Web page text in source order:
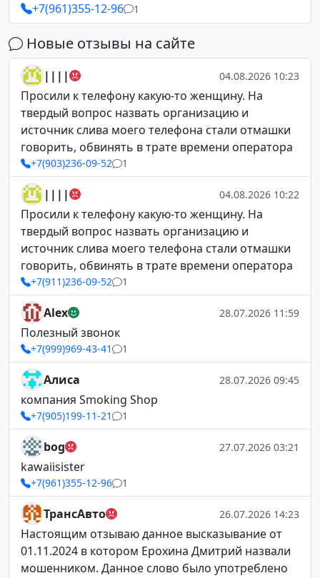
+7(961)355-12-96 1
Новые отзывы на сайте
|||| 04.08.2026 10:23
Просили к телефону какую-то женщину. На
твердый вопрос назвать организацию и
источник слива моего телефона стали отмашки
говорить, обвинять в трате времени оператора
+7(903)236-09-52 1
|||| 04.08.2026 10:22
Просили к телефону какую-то женщину. На
твердый вопрос назвать организацию и
источник слива моего телефона стали отмашки
говорить, обвинять в трате времени оператора
+7(911)236-09-52 1
Alex 28.07.2026 11:59
Полезный звонок
+7(999)969-43-41 1
Алиса 28.07.2026 09:45
компания Smoking Shop
+7(905)199-11-21 1
bog 27.07.2026 03:21
kawaiisister
+7(961)355-12-96 1
ТрансАвто 26.07.2026 14:23
Настоящим отзываю данное высказывание от
01.11.2024 в котором Ерохина Дмитрий назвали
мошенником. Данное слово было употреблено